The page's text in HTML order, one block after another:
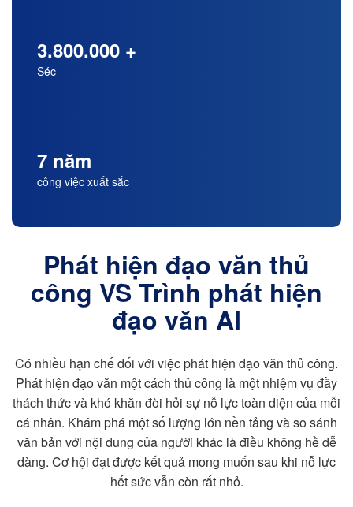
3.800.000 +
Séc
7 năm
công việc xuất sắc
Phát hiện đạo văn thủ
công VS Trình phát hiện
đạo văn AI
Có nhiều hạn chế đối với việc phát hiện đạo văn thủ công.
Phát hiện đạo văn một cách thủ công là một nhiệm vụ đầy
thách thức và khó khăn đòi hỏi sự nỗ lực toàn diện của mỗi
cá nhân. Khám phá một số lượng lớn nền tảng và so sánh
văn bản với nội dung của người khác là điều không hề dễ
dàng. Cơ hội đạt được kết quả mong muốn sau khi nỗ lực
hết sức vẫn còn rất nhỏ.